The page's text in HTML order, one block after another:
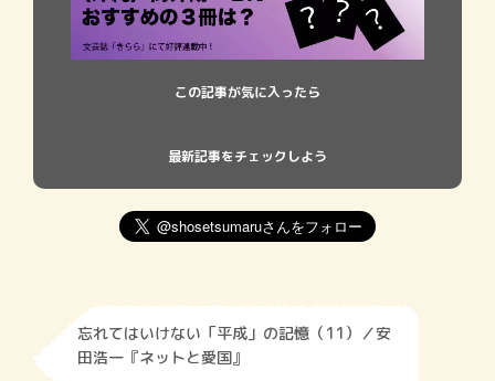
この記事が気に入ったら
最新記事をチェックしよう
忘れてはいけない「平成」の記憶（11）／安
田浩一『ネットと愛国』